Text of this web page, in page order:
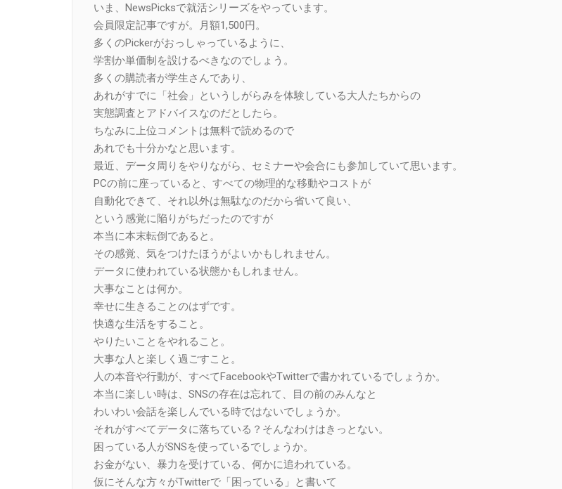
いま、NewsPicksで就活シリーズをやっています。
会員限定記事ですが。月額1,500円。
多くのPickerがおっしゃっているように、
学割か単価制を設けるべきなのでしょう。
多くの購読者が学生さんであり、
あれがすでに「社会」というしがらみを体験している大人たちからの
実態調査とアドバイスなのだとしたら。
ちなみに上位コメントは無料で読めるので
あれでも十分かなと思います。
最近、データ周りをやりながら、セミナーや会合にも参加していて思います。
PCの前に座っていると、すべての物理的な移動やコストが
自動化できて、それ以外は無駄なのだから省いて良い、
という感覚に陥りがちだったのですが
本当に本末転倒であると。
その感覚、気をつけたほうがよいかもしれません。
データに使われている状態かもしれません。
大事なことは何か。
幸せに生きることのはずです。
快適な生活をすること。
やりたいことをやれること。
大事な人と楽しく過ごすこと。
人の本音や行動が、すべてFacebookやTwitterで書かれているでしょうか。
本当に楽しい時は、SNSの存在は忘れて、目の前のみんなと
わいわい会話を楽しんでいる時ではないでしょうか。
それがすべてデータに落ちている？そんなわけはきっとない。
困っている人がSNSを使っているでしょうか。
お金がない、暴力を受けている、何かに追われている。
仮にそんな方々がTwitterで「困っている」と書いて